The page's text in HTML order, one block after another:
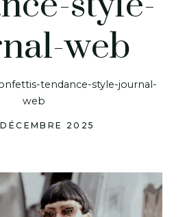
web
tendance-style-journal-
web
2025